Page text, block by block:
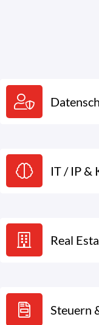
IT / IP &
Real
Steuern